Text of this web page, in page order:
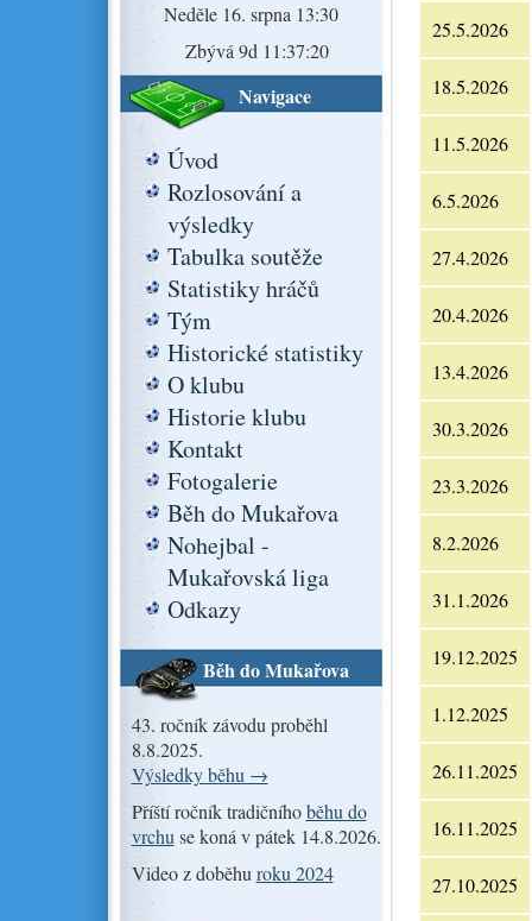
Neděle 16. srpna 13:30
Zbývá 9d 11:37:19
Navigace
Úvod
Rozlosování a
výsledky
Tabulka soutěže
Statistiky hráčů
Tým
Historické statistiky
O klubu
Historie klubu
Kontakt
Fotogalerie
Běh do Mukařova
Nohejbal -
Mukařovská liga
Odkazy
Běh do Mukařova
43. ročník závodu proběhl
8.8.2025.
Výsledky běhu →
Příští ročník tradičníhoběhu do
vrchu se koná v pátek 14.8.2026.
Video z doběhu roku 2024
25.5.2026
18.5.2026
11.5.2026
6.5.2026
27.4.2026
20.4.2026
13.4.2026
30.3.2026
23.3.2026
8.2.2026
31.1.2026
19.12.2025
1.12.2025
26.11.2025
16.11.2025
27.10.2025